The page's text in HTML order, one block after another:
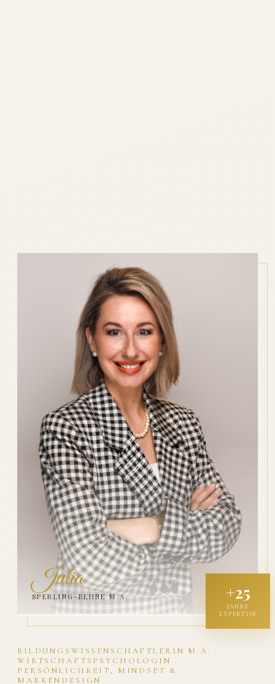
BILDUNGSWISSENSCHAFTLERIN M.A. ·
WIRTSCHAFTSPSYCHOLOGIN ·
PERSÖNLICHKEIT, MINDSET &
MARKENDESIGN
Julia
SPERLING-BEHNE M.A. +25
JAHRE
EXPERTISE